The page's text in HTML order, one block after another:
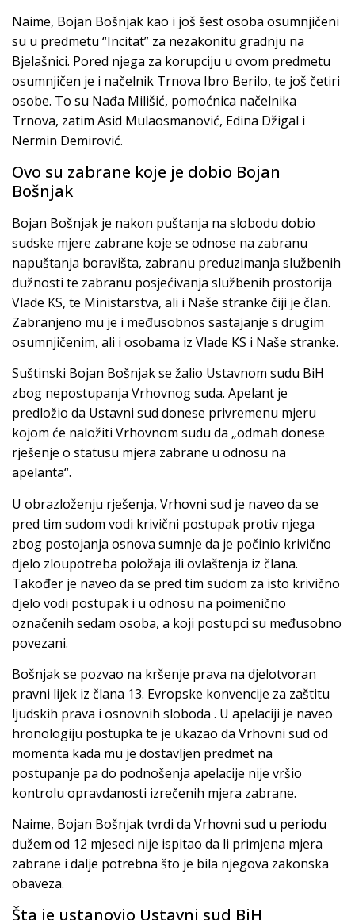
Naime, Bojan Bošnjak kao i još šest osoba osumnjičeni
su u predmetu “Incitat” za nezakonitu gradnju na
Bjelašnici. Pored njega za korupciju u ovom predmetu
osumnjičen je i načelnik Trnova Ibro Berilo, te još četiri
osobe. To su Nađa Milišić, pomoćnica načelnika
Trnova, zatim Asid Mulaosmanović, Edina Džigal i
Nermin Demirović.
Ovo su zabrane koje je dobio Bojan
Bošnjak
Bojan Bošnjak je nakon puštanja na slobodu dobio
sudske mjere zabrane koje se odnose na zabranu
napuštanja boravišta, zabranu preduzimanja službenih
dužnosti te zabranu posjećivanja službenih prostorija
Vlade KS, te Ministarstva, ali i Naše stranke čiji je član.
Zabranjeno mu je i međusobnos sastajanje s drugim
osumnjičenim, ali i osobama iz Vlade KS i Naše stranke.
Suštinski Bojan Bošnjak se žalio Ustavnom sudu BiH
zbog nepostupanja Vrhovnog suda. Apelant je
predložio da Ustavni sud donese privremenu mjeru
kojom će naložiti Vrhovnom sudu da „odmah donese
rješenje o statusu mjera zabrane u odnosu na
apelanta“.
U obrazloženju rješenja, Vrhovni sud je naveo da se
pred tim sudom vodi krivični postupak protiv njega
zbog postojanja osnova sumnje da je počinio krivično
djelo zloupotreba položaja ili ovlaštenja iz člana.
Također je naveo da se pred tim sudom za isto krivično
djelo vodi postupak i u odnosu na poimenično
označenih sedam osoba, a koji postupci su međusobno
povezani.
Bošnjak se pozvao na kršenje prava na djelotvoran
pravni lijek iz člana 13. Evropske konvencije za zaštitu
ljudskih prava i osnovnih sloboda . U apelaciji je naveo
hronologiju postupka te je ukazao da Vrhovni sud od
momenta kada mu je dostavljen predmet na
postupanje pa do podnošenja apelacije nije vršio
kontrolu opravdanosti izrečenih mjera zabrane.
Naime, Bojan Bošnjak tvrdi da Vrhovni sud u periodu
dužem od 12 mjeseci nije ispitao da li primjena mjera
zabrane i dalje potrebna što je bila njegova zakonska
obaveza.
Šta je ustanovio Ustavni sud BiH